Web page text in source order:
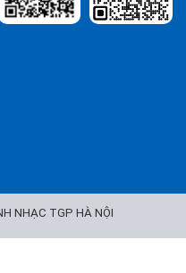
NHẠC TGP HÀ NỘI